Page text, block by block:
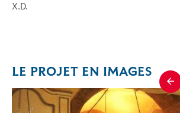
X.D.
LE PROJET EN IMAGES